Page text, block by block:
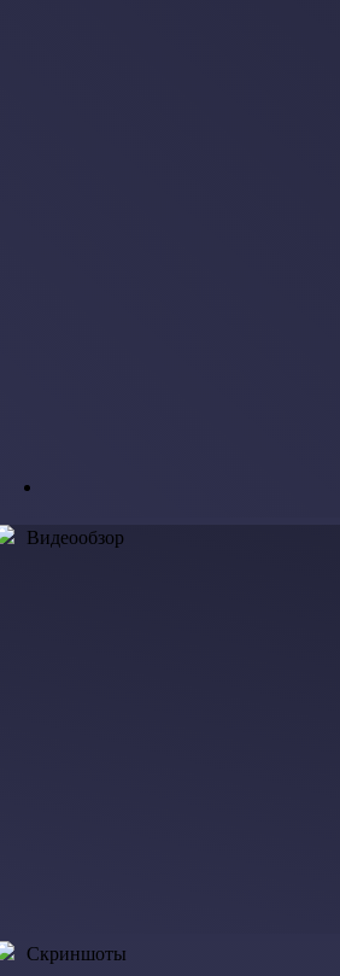
Видеообзор
Скриншоты